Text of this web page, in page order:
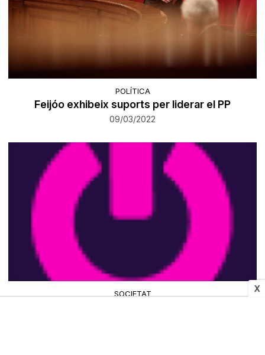
X
POLÍTICA
Feijóo exhibeix suports per liderar el PP
09/03/2022
SOCIETAT